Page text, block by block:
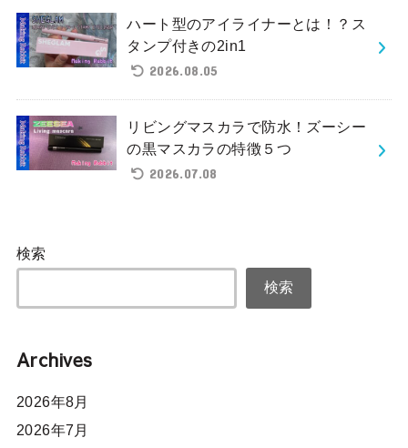
ハート型のアイライナーとは！？ス
タンプ付きの2in1
2026.08.05
リビングマスカラで防水！ズーシー
の黒マスカラの特徴５つ
2026.07.08
検索
検索
Archives
2026年8月
2026年7月